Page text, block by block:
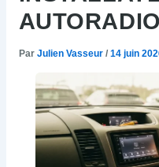
Par Julien Vasseur / 14 juin